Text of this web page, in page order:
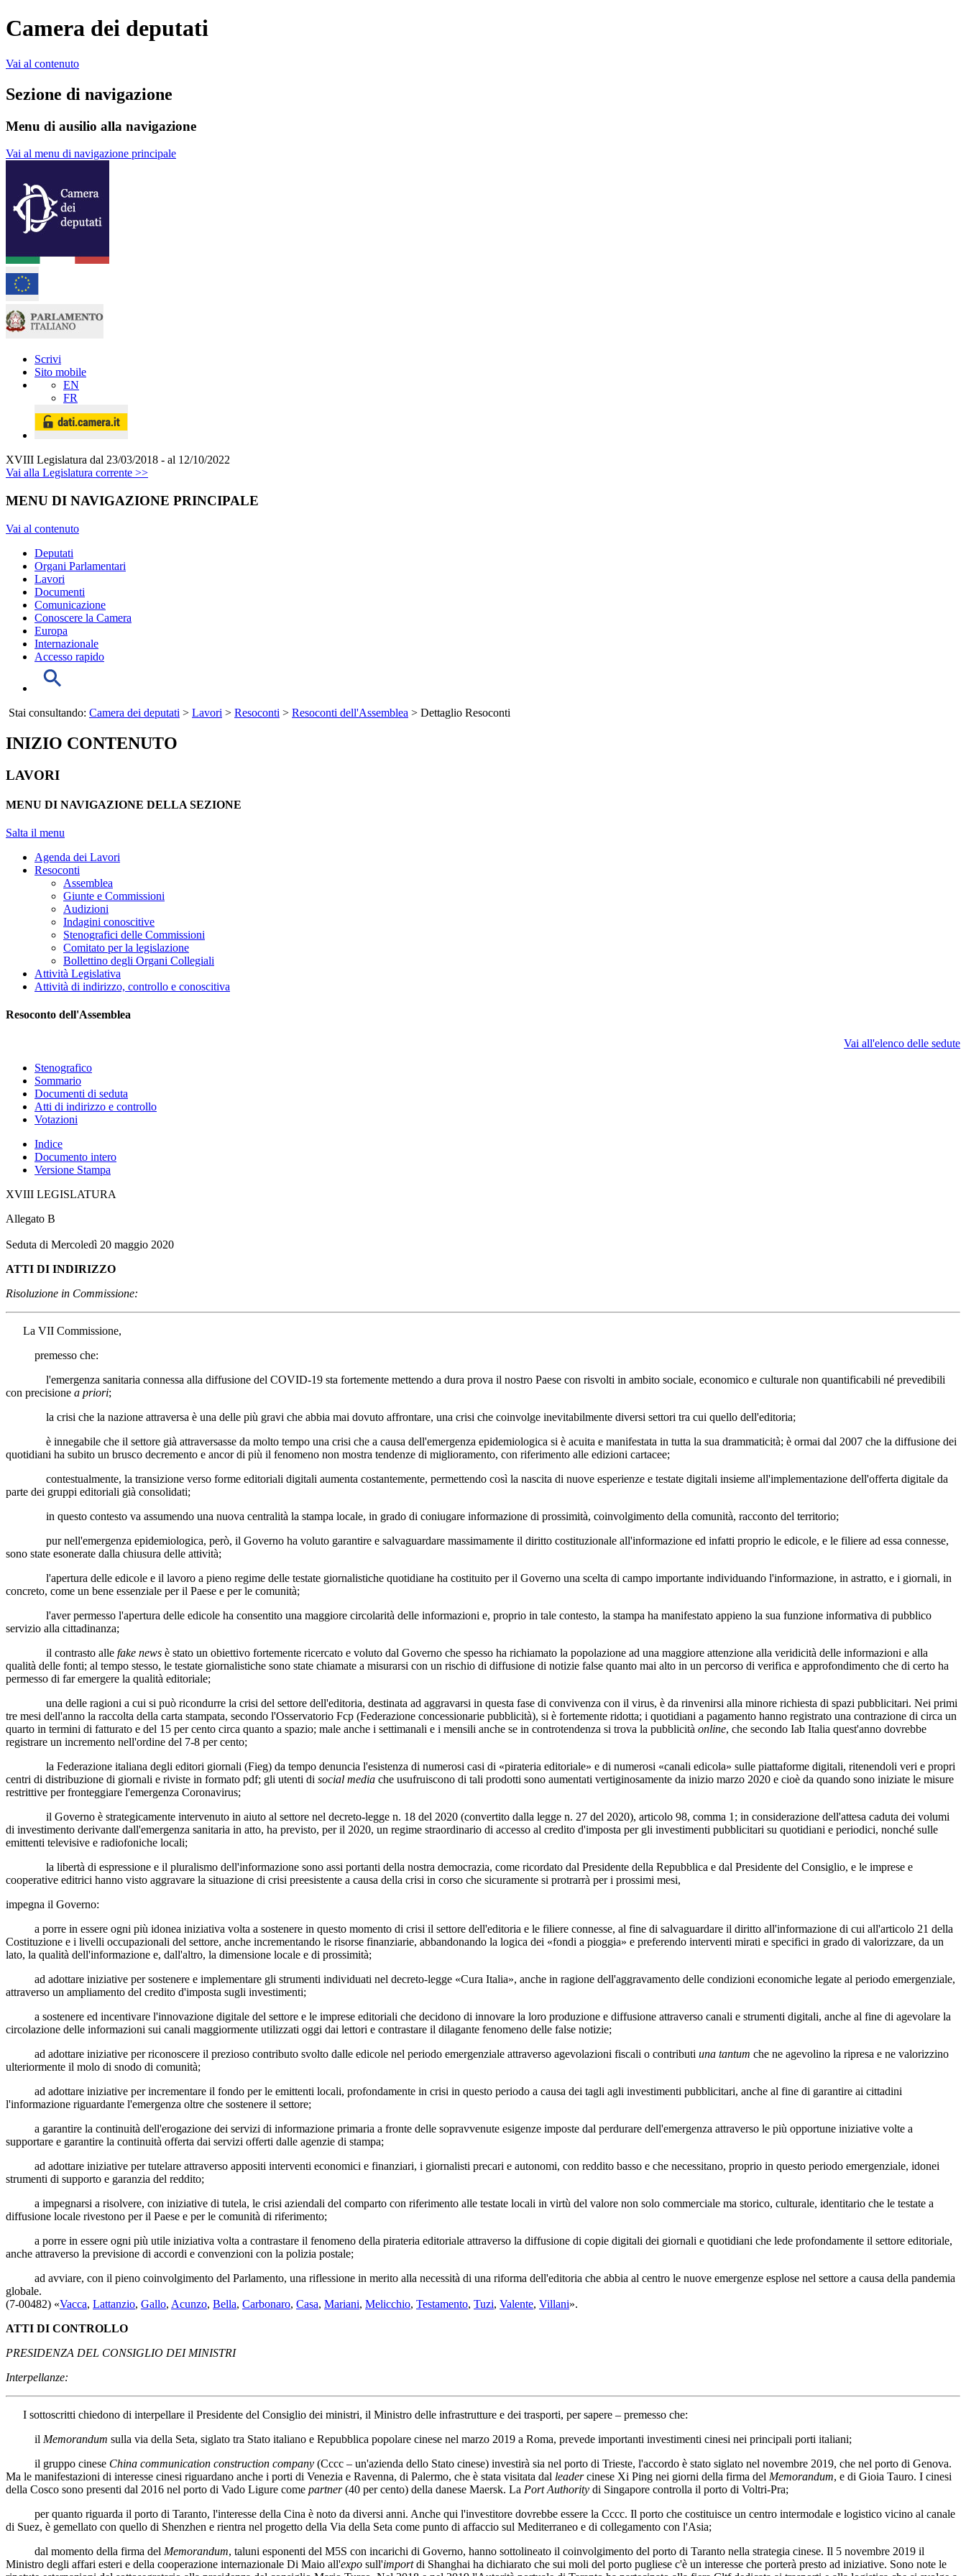
Camera dei deputati
Vai al contenuto
Sezione di navigazione
Menu di ausilio alla navigazione
Vai al menu di navigazione principale
Scrivi
Sito mobile
EN
FR
XVIII Legislatura dal 23/03/2018 - al 12/10/2022
Vai alla Legislatura corrente >>
MENU DI NAVIGAZIONE PRINCIPALE
Vai al contenuto
Deputati
Organi Parlamentari
Lavori
Documenti
Comunicazione
Conoscere la Camera
Europa
Internazionale
Accesso rapido
Stai consultando: Camera dei deputati > Lavori > Resoconti > Resoconti dell'Assemblea > Dettaglio Resoconti
INIZIO CONTENUTO
LAVORI
MENU DI NAVIGAZIONE DELLA SEZIONE
Salta il menu
Agenda dei Lavori
Resoconti
Assemblea
Giunte e Commissioni
Audizioni
Indagini conoscitive
Stenografici delle Commissioni
Comitato per la legislazione
Bollettino degli Organi Collegiali
Attività Legislativa
Attività di indirizzo, controllo e conoscitiva
Resoconto dell'Assemblea
Vai all'elenco delle sedute
Stenografico
Sommario
Documenti di seduta
Atti di indirizzo e controllo
Votazioni
Indice
Documento intero
Versione Stampa
XVIII LEGISLATURA
Allegato B
Seduta di Mercoledì 20 maggio 2020
ATTI DI INDIRIZZO
Risoluzione in Commissione:
La VII Commissione,
premesso che:
l'emergenza sanitaria connessa alla diffusione del COVID-19 sta fortemente mettendo a dura prova il nostro Paese con risvolti in ambito sociale, economico e culturale non quantificabili né prevedibili
con precisione a priori;
la crisi che la nazione attraversa è una delle più gravi che abbia mai dovuto affrontare, una crisi che coinvolge inevitabilmente diversi settori tra cui quello dell'editoria;
è innegabile che il settore già attraversasse da molto tempo una crisi che a causa dell'emergenza epidemiologica si è acuita e manifestata in tutta la sua drammaticità; è ormai dal 2007 che la diffusione dei
quotidiani ha subito un brusco decremento e ancor di più il fenomeno non mostra tendenze di miglioramento, con riferimento alle edizioni cartacee;
contestualmente, la transizione verso forme editoriali digitali aumenta costantemente, permettendo così la nascita di nuove esperienze e testate digitali insieme all'implementazione dell'offerta digitale da
parte dei gruppi editoriali già consolidati;
in questo contesto va assumendo una nuova centralità la stampa locale, in grado di coniugare informazione di prossimità, coinvolgimento della comunità, racconto del territorio;
pur nell'emergenza epidemiologica, però, il Governo ha voluto garantire e salvaguardare massimamente il diritto costituzionale all'informazione ed infatti proprio le edicole, e le filiere ad essa connesse,
sono state esonerate dalla chiusura delle attività;
l'apertura delle edicole e il lavoro a pieno regime delle testate giornalistiche quotidiane ha costituito per il Governo una scelta di campo importante individuando l'informazione, in astratto, e i giornali, in
concreto, come un bene essenziale per il Paese e per le comunità;
l'aver permesso l'apertura delle edicole ha consentito una maggiore circolarità delle informazioni e, proprio in tale contesto, la stampa ha manifestato appieno la sua funzione informativa di pubblico
servizio alla cittadinanza;
il contrasto alle fake news è stato un obiettivo fortemente ricercato e voluto dal Governo che spesso ha richiamato la popolazione ad una maggiore attenzione alla veridicità delle informazioni e alla
qualità delle fonti; al tempo stesso, le testate giornalistiche sono state chiamate a misurarsi con un rischio di diffusione di notizie false quanto mai alto in un percorso di verifica e approfondimento che di certo ha
permesso di far emergere la qualità editoriale;
una delle ragioni a cui si può ricondurre la crisi del settore dell'editoria, destinata ad aggravarsi in questa fase di convivenza con il virus, è da rinvenirsi alla minore richiesta di spazi pubblicitari. Nei primi
tre mesi dell'anno la raccolta della carta stampata, secondo l'Osservatorio Fcp (Federazione concessionarie pubblicità), si è fortemente ridotta; i quotidiani a pagamento hanno registrato una contrazione di circa un
quarto in termini di fatturato e del 15 per cento circa quanto a spazio; male anche i settimanali e i mensili anche se in controtendenza si trova la pubblicità online, che secondo Iab Italia quest'anno dovrebbe
registrare un incremento nell'ordine del 7-8 per cento;
la Federazione italiana degli editori giornali (Fieg) da tempo denuncia l'esistenza di numerosi casi di «pirateria editoriale» e di numerosi «canali edicola» sulle piattaforme digitali, ritenendoli veri e propri
centri di distribuzione di giornali e riviste in formato pdf; gli utenti di social media che usufruiscono di tali prodotti sono aumentati vertiginosamente da inizio marzo 2020 e cioè da quando sono iniziate le misure
restrittive per fronteggiare l'emergenza Coronavirus;
il Governo è strategicamente intervenuto in aiuto al settore nel decreto-legge n. 18 del 2020 (convertito dalla legge n. 27 del 2020), articolo 98, comma 1; in considerazione dell'attesa caduta dei volumi
di investimento derivante dall'emergenza sanitaria in atto, ha previsto, per il 2020, un regime straordinario di accesso al credito d'imposta per gli investimenti pubblicitari su quotidiani e periodici, nonché sulle
emittenti televisive e radiofoniche locali;
la libertà di espressione e il pluralismo dell'informazione sono assi portanti della nostra democrazia, come ricordato dal Presidente della Repubblica e dal Presidente del Consiglio, e le imprese e
cooperative editrici hanno visto aggravare la situazione di crisi preesistente a causa della crisi in corso che sicuramente si protrarrà per i prossimi mesi,
impegna il Governo:
a porre in essere ogni più idonea iniziativa volta a sostenere in questo momento di crisi il settore dell'editoria e le filiere connesse, al fine di salvaguardare il diritto all'informazione di cui all'articolo 21 della
Costituzione e i livelli occupazionali del settore, anche incrementando le risorse finanziarie, abbandonando la logica dei «fondi a pioggia» e preferendo interventi mirati e specifici in grado di valorizzare, da un
lato, la qualità dell'informazione e, dall'altro, la dimensione locale e di prossimità;
ad adottare iniziative per sostenere e implementare gli strumenti individuati nel decreto-legge «Cura Italia», anche in ragione dell'aggravamento delle condizioni economiche legate al periodo emergenziale,
attraverso un ampliamento del credito d'imposta sugli investimenti;
a sostenere ed incentivare l'innovazione digitale del settore e le imprese editoriali che decidono di innovare la loro produzione e diffusione attraverso canali e strumenti digitali, anche al fine di agevolare la
circolazione delle informazioni sui canali maggiormente utilizzati oggi dai lettori e contrastare il dilagante fenomeno delle false notizie;
ad adottare iniziative per riconoscere il prezioso contributo svolto dalle edicole nel periodo emergenziale attraverso agevolazioni fiscali o contributi una tantum che ne agevolino la ripresa e ne valorizzino
ulteriormente il molo di snodo di comunità;
ad adottare iniziative per incrementare il fondo per le emittenti locali, profondamente in crisi in questo periodo a causa dei tagli agli investimenti pubblicitari, anche al fine di garantire ai cittadini
l'informazione riguardante l'emergenza oltre che sostenere il settore;
a garantire la continuità dell'erogazione dei servizi di informazione primaria a fronte delle sopravvenute esigenze imposte dal perdurare dell'emergenza attraverso le più opportune iniziative volte a
supportare e garantire la continuità offerta dai servizi offerti dalle agenzie di stampa;
ad adottare iniziative per tutelare attraverso appositi interventi economici e finanziari, i giornalisti precari e autonomi, con reddito basso e che necessitano, proprio in questo periodo emergenziale, idonei
strumenti di supporto e garanzia del reddito;
a impegnarsi a risolvere, con iniziative di tutela, le crisi aziendali del comparto con riferimento alle testate locali in virtù del valore non solo commerciale ma storico, culturale, identitario che le testate a
diffusione locale rivestono per il Paese e per le comunità di riferimento;
a porre in essere ogni più utile iniziativa volta a contrastare il fenomeno della pirateria editoriale attraverso la diffusione di copie digitali dei giornali e quotidiani che lede profondamente il settore editoriale,
anche attraverso la previsione di accordi e convenzioni con la polizia postale;
ad avviare, con il pieno coinvolgimento del Parlamento, una riflessione in merito alla necessità di una riforma dell'editoria che abbia al centro le nuove emergenze esplose nel settore a causa della pandemia
globale.
(7-00482) «Vacca, Lattanzio, Gallo, Acunzo, Bella, Carbonaro, Casa, Mariani, Melicchio, Testamento, Tuzi, Valente, Villani».
ATTI DI CONTROLLO
PRESIDENZA DEL CONSIGLIO DEI MINISTRI
Interpellanze:
I sottoscritti chiedono di interpellare il Presidente del Consiglio dei ministri, il Ministro delle infrastrutture e dei trasporti, per sapere – premesso che:
il Memorandum sulla via della Seta, siglato tra Stato italiano e Repubblica popolare cinese nel marzo 2019 a Roma, prevede importanti investimenti cinesi nei principali porti italiani;
il gruppo cinese China communication construction company (Cccc – un'azienda dello Stato cinese) investirà sia nel porto di Trieste, l'accordo è stato siglato nel novembre 2019, che nel porto di Genova.
Ma le manifestazioni di interesse cinesi riguardano anche i porti di Venezia e Ravenna, di Palermo, che è stata visitata dal leadercinese Xi Ping nei giorni della firma del Memorandum, e di Gioia Tauro. I cinesi
della Cosco sono presenti dal 2016 nel porto di Vado Ligure come partner(40 per cento) della danese Maersk. La Port Authority di Singapore controlla il porto di Voltri-Pra;
per quanto riguarda il porto di Taranto, l'interesse della Cina è noto da diversi anni. Anche qui l'investitore dovrebbe essere la Cccc. Il porto che costituisce un centro intermodale e logistico vicino al canale
di Suez, è gemellato con quello di Shenzhen e rientra nel progetto della Via della Seta come punto di affaccio sul Mediterraneo e di collegamento con l'Asia;
dal momento della firma del Memorandum, taluni esponenti del M5S con incarichi di Governo, hanno sottolineato il coinvolgimento del porto di Taranto nella strategia cinese. Il 5 novembre 2019 il
Ministro degli affari esteri e della cooperazione internazionale Di Maio all'expo sull'importdi Shanghai ha dichiarato che sui moli del porto pugliese c'è un interesse che porterà presto ad iniziative. Sono note le